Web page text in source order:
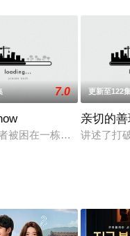
黑暗吞噬。十二守护者
7.0
被困在一栋八层的神秘大
更新至122
亲切的
讲述了打